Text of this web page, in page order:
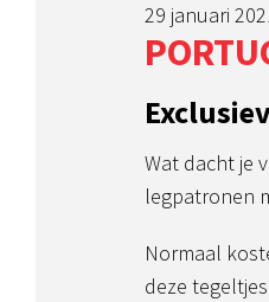
29 januari
Wat dacht je
legpatronen
Normaal
deze